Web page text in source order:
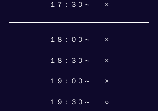
１７：３０～　　×
１８：００～　　×
１８：３０～　　×
１９：００～　　×
１９：３０～　　○